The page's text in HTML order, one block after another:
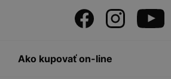
Ako kupovať on-line